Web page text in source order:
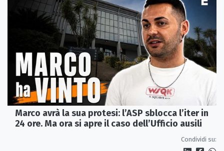
Marco avrà la sua protesi: l’ASP sblocca l’iter in
24 ore. Ma ora si apre il caso dell’Ufficio ausili
Condividi su: